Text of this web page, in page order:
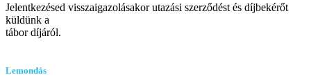
Jelentkezésed visszaigazolásakor utazási szerződést és díjbekérőt
küldünk a
tábor díjáról.
Lemondás